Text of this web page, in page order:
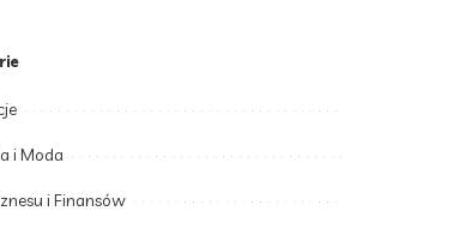
i Moda
i Finansów